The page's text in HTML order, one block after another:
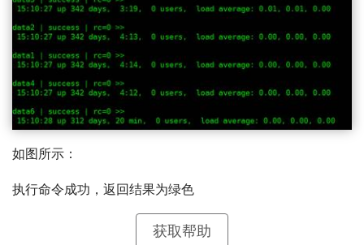
如图所示：
执行命令成功，返回结果为绿色
获取帮助